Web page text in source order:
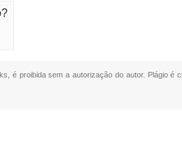
é proibida sem a autorização do autor. Plágio é